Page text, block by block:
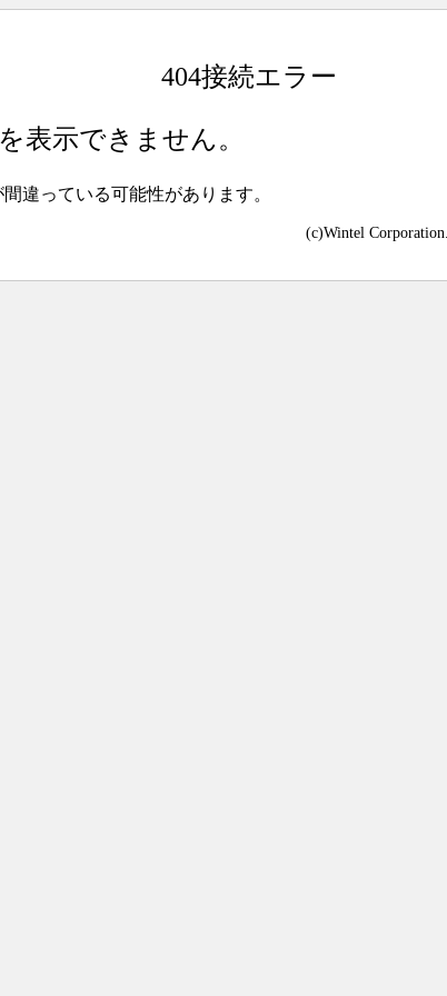
404接続エラー
表示できません。
違っている可能性があります。
(c)Wintel